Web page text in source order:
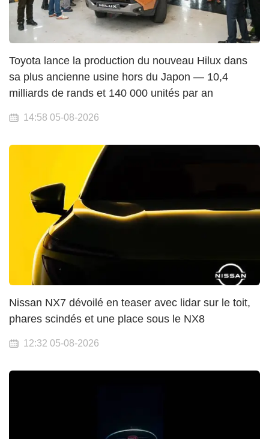
Toyota lance la production du nouveau Hilux dans
sa plus ancienne usine hors du Japon — 10,4
milliards de rands et 140 000 unités par an
14:58 05-08-2026
Nissan NX7 dévoilé en teaser avec lidar sur le toit,
phares scindés et une place sous le NX8
12:32 05-08-2026